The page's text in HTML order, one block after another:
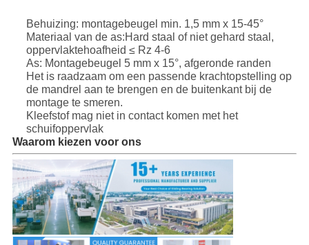
Behuizing: montagebeugel min. 1,5 mm x 15-45°
Materiaal van de as:Hard staal of niet gehard staal,
oppervlaktehoafheid ≤ Rz 4-6
As: Montagebeugel 5 mm x 15°, afgeronde randen
Het is raadzaam om een passende krachtopstelling op
de mandrel aan te brengen en de buitenkant bij de
montage te smeren.
Kleefstof mag niet in contact komen met het
schuifoppervlak
Waarom kiezen voor ons